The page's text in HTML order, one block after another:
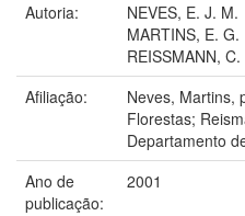
Autoria:
NEVES, E. J. M.
MARTINS, E. G.
REISSMANN, C.
Afiliação:
Neves, Martins,
Florestas;
Departamento
Ano de
publicação:
2001